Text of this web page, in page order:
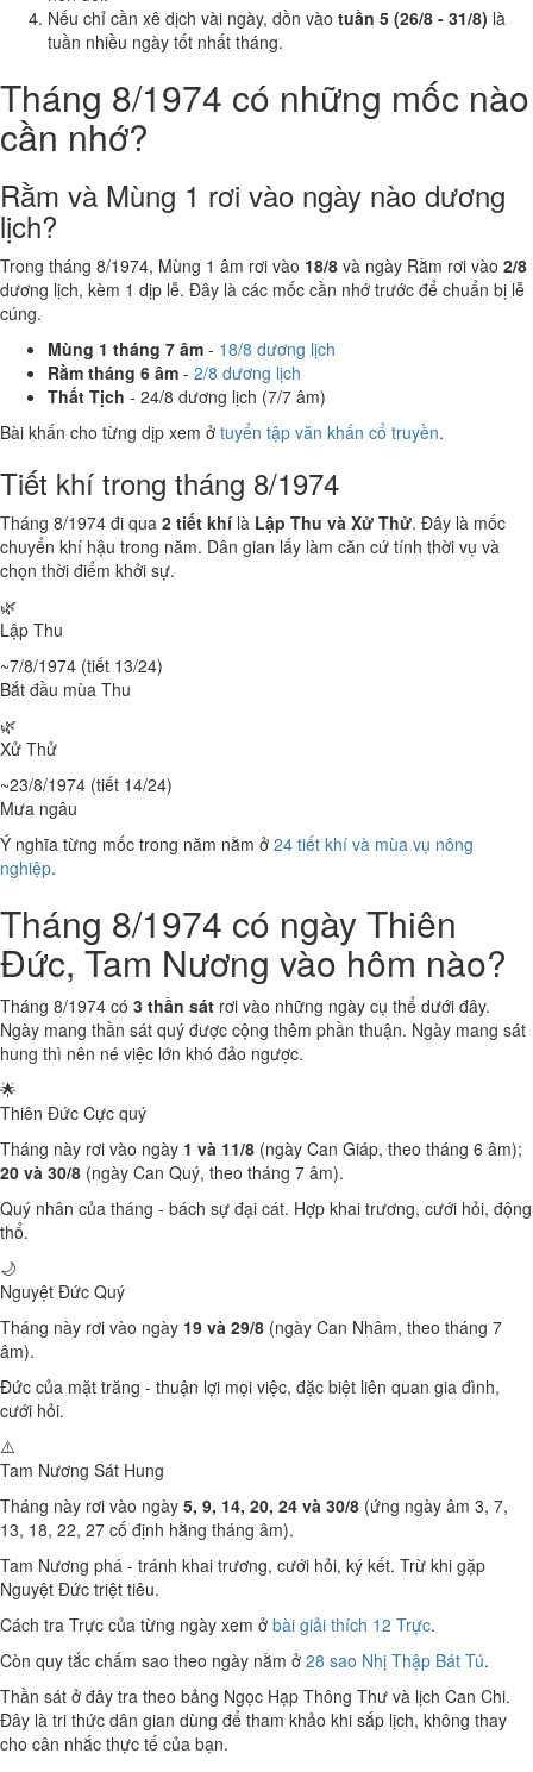
Nếu chỉ cần xê dịch vài ngày, dồn vào tuần 5 (26/8 - 31/8) là
tuần nhiều ngày tốt nhất tháng.
Tháng 8/1974 có những mốc nào
cần nhớ?
Rằm và Mùng 1 rơi vào ngày nào dương
lịch?
Trong tháng 8/1974, Mùng 1 âm rơi vào 18/8 và ngày Rằm rơi vào 2/8
dương lịch, kèm 1 dịp lễ. Đây là các mốc cần nhớ trước để chuẩn bị lễ
cúng.
Mùng 1 tháng 7 âm - 18/8 dương lịch
Rằm tháng 6 âm - 2/8 dương lịch
Thất Tịch - 24/8 dương lịch (7/7 âm)
Bài khấn cho từng dịp xem ở tuyển tập văn khấn cổ truyền.
Tiết khí trong tháng 8/1974
Tháng 8/1974 đi qua 2 tiết khí là Lập Thu và Xử Thử. Đây là mốc
chuyển khí hậu trong năm. Dân gian lấy làm căn cứ tính thời vụ và
chọn thời điểm khởi sự.
🌿
Lập Thu
~7/8/1974 (tiết 13/24)
Bắt đầu mùa Thu
🌿
Xử Thử
~23/8/1974 (tiết 14/24)
Mưa ngâu
Ý nghĩa từng mốc trong năm nằm ở 24 tiết khí và mùa vụ nông
nghiệp.
Tháng 8/1974 có ngày Thiên
Đức, Tam Nương vào hôm nào?
Tháng 8/1974 có 3 thần sát rơi vào những ngày cụ thể dưới đây.
Ngày mang thần sát quý được cộng thêm phần thuận. Ngày mang sát
hung thì nên né việc lớn khó đảo ngược.
🌟
Thiên Đức Cực quý
Tháng này rơi vào ngày 1 và 11/8 (ngày Can Giáp, theo tháng 6 âm);
20 và 30/8 (ngày Can Quý, theo tháng 7 âm).
Quý nhân của tháng - bách sự đại cát. Hợp khai trương, cưới hỏi, động
thổ.
🌙
Nguyệt Đức Quý
Tháng này rơi vào ngày 19 và 29/8 (ngày Can Nhâm, theo tháng 7
âm).
Đức của mặt trăng - thuận lợi mọi việc, đặc biệt liên quan gia đình,
cưới hỏi.
⚠️
Tam Nương Sát Hung
Tháng này rơi vào ngày 5, 9, 14, 20, 24 và 30/8 (ứng ngày âm 3, 7,
13, 18, 22, 27 cố định hằng tháng âm).
Tam Nương phá - tránh khai trương, cưới hỏi, ký kết. Trừ khi gặp
Nguyệt Đức triệt tiêu.
Cách tra Trực của từng ngày xem ở bài giải thích 12 Trực.
Còn quy tắc chấm sao theo ngày nằm ở 28 sao Nhị Thập Bát Tú.
Thần sát ở đây tra theo bảng Ngọc Hạp Thông Thư và lịch Can Chi.
Đây là tri thức dân gian dùng để tham khảo khi sắp lịch, không thay
cho cân nhắc thực tế của bạn.